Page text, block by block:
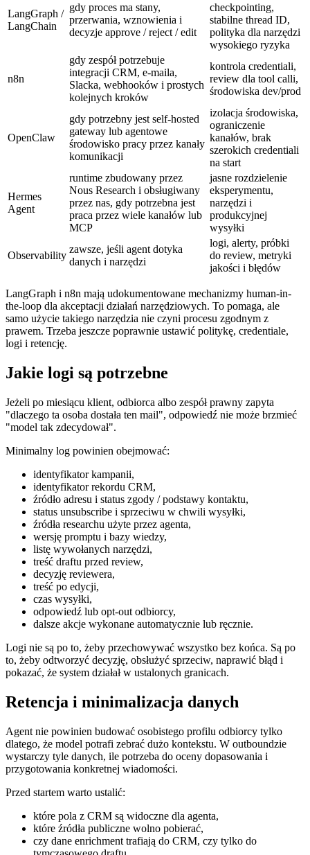
LangGraph /
LangChain
gdy proces ma stany,
przerwania, wznowienia i
decyzje approve / reject / edit
checkpointing,
stabilne thread ID,
polityka dla narzędzi
wysokiego ryzyka
n8n
gdy zespół potrzebuje
integracji CRM, e-maila,
Slacka, webhooków i prostych
kolejnych kroków
kontrola credentiali,
review dla tool calli,
środowiska dev/prod
OpenClaw
gdy potrzebny jest self-hosted
gateway lub agentowe
środowisko pracy przez kanały
komunikacji
izolacja środowiska,
ograniczenie
kanałów, brak
szerokich credentiali
na start
Hermes
Agent
runtime zbudowany przez
Nous Research i obsługiwany
przez nas, gdy potrzebna jest
praca przez wiele kanałów lub
MCP
jasne rozdzielenie
eksperymentu,
narzędzi i
produkcyjnej
wysyłki
Observability
zawsze, jeśli agent dotyka
danych i narzędzi
logi, alerty, próbki
do review, metryki
jakości i błędów
LangGraph i n8n mają udokumentowane mechanizmy human-in-
the-loop dla akceptacji działań narzędziowych. To pomaga, ale
samo użycie takiego narzędzia nie czyni procesu zgodnym z
prawem. Trzeba jeszcze poprawnie ustawić politykę, credentiale,
logi i retencję.
Jakie logi są potrzebne
Jeżeli po miesiącu klient, odbiorca albo zespół prawny zapyta
"dlaczego ta osoba dostała ten mail", odpowiedź nie może brzmieć
"model tak zdecydował".
Minimalny log powinien obejmować:
identyfikator kampanii,
identyfikator rekordu CRM,
źródło adresu i status zgody / podstawy kontaktu,
status unsubscribe i sprzeciwu w chwili wysyłki,
źródła researchu użyte przez agenta,
wersję promptu i bazy wiedzy,
listę wywołanych narzędzi,
treść draftu przed review,
decyzję reviewera,
treść po edycji,
czas wysyłki,
odpowiedź lub opt-out odbiorcy,
dalsze akcje wykonane automatycznie lub ręcznie.
Logi nie są po to, żeby przechowywać wszystko bez końca. Są po
to, żeby odtworzyć decyzję, obsłużyć sprzeciw, naprawić błąd i
pokazać, że system działał w ustalonych granicach.
Retencja i minimalizacja danych
Agent nie powinien budować osobistego profilu odbiorcy tylko
dlatego, że model potrafi zebrać dużo kontekstu. W outboundzie
wystarczy tyle danych, ile potrzeba do oceny dopasowania i
przygotowania konkretnej wiadomości.
Przed startem warto ustalić:
które pola z CRM są widoczne dla agenta,
które źródła publiczne wolno pobierać,
czy dane enrichment trafiają do CRM, czy tylko do